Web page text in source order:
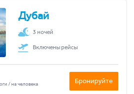
Дубай
3 ночей
Включены рейсы
/ на человека Бронируйте